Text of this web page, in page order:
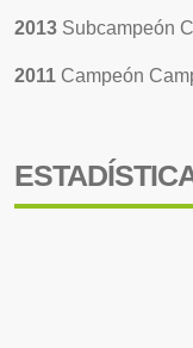
2013 Subcampeón
2011 Campeón